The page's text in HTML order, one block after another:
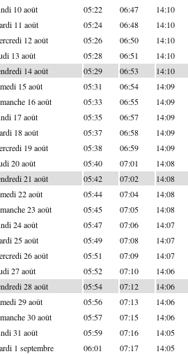
10 août 05:22 06:47 14:10
11 août 05:24 06:48 14:10
12 août 05:26 06:50 14:10
13 août 05:28 06:51 14:10
14 août 05:29 06:53 14:10
15 août 05:31 06:54 14:09
16 août 05:33 06:55 14:09
17 août 05:35 06:57 14:09
18 août 05:37 06:58 14:09
19 août 05:38 06:59 14:09
20 août 05:40 07:01 14:08
21 août 05:42 07:02 14:08
22 août 05:44 07:04 14:08
23 août 05:45 07:05 14:08
24 août 05:47 07:06 14:07
25 août 05:49 07:08 14:07
26 août 05:51 07:09 14:07
27 août 05:52 07:10 14:06
28 août 05:54 07:12 14:06
29 août 05:56 07:13 14:06
30 août 05:57 07:15 14:06
31 août 05:59 07:16 14:05
1 septembre 06:01 07:17 14:05